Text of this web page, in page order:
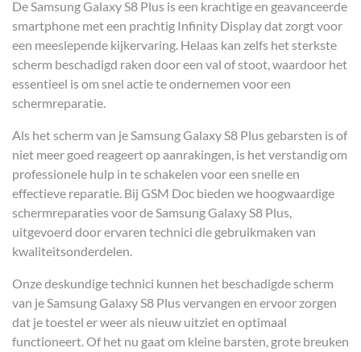
De Samsung Galaxy S8 Plus is een krachtige en geavanceerde
smartphone met een prachtig Infinity Display dat zorgt voor
een meeslepende kijkervaring. Helaas kan zelfs het sterkste
scherm beschadigd raken door een val of stoot, waardoor het
essentieel is om snel actie te ondernemen voor een
schermreparatie.
Als het scherm van je Samsung Galaxy S8 Plus gebarsten is of
niet meer goed reageert op aanrakingen, is het verstandig om
professionele hulp in te schakelen voor een snelle en
effectieve reparatie. Bij GSM Doc bieden we hoogwaardige
schermreparaties voor de Samsung Galaxy S8 Plus,
uitgevoerd door ervaren technici die gebruikmaken van
kwaliteitsonderdelen.
Onze deskundige technici kunnen het beschadigde scherm
van je Samsung Galaxy S8 Plus vervangen en ervoor zorgen
dat je toestel er weer als nieuw uitziet en optimaal
functioneert. Of het nu gaat om kleine barsten, grote breuken